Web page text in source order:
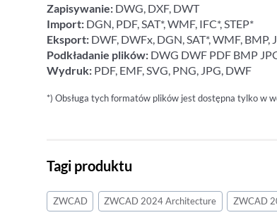
Zapisywanie: DWG, DXF, DWT
Import: DGN, PDF, SAT*, WMF, IFC*, STEP*
Eksport: DWF, DWFx, DGN, SAT*, WMF, BMP,
Podkładanie plików: DWG DWF PDF BMP
Wydruk: PDF, EMF, SVG, PNG, JPG, DWF
*) Obsługa tych formatów plików jest dostępna tylko w
Tagi produktu
ZWCAD ZWCAD 2024 Architecture ZWCAD